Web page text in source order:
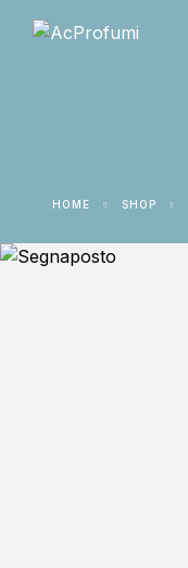
HOME SHOP